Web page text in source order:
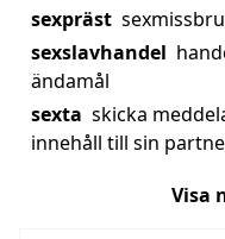
sexpräst
sexslavhandel
ändamål
sexta skicka
innehåll till sin
Visa